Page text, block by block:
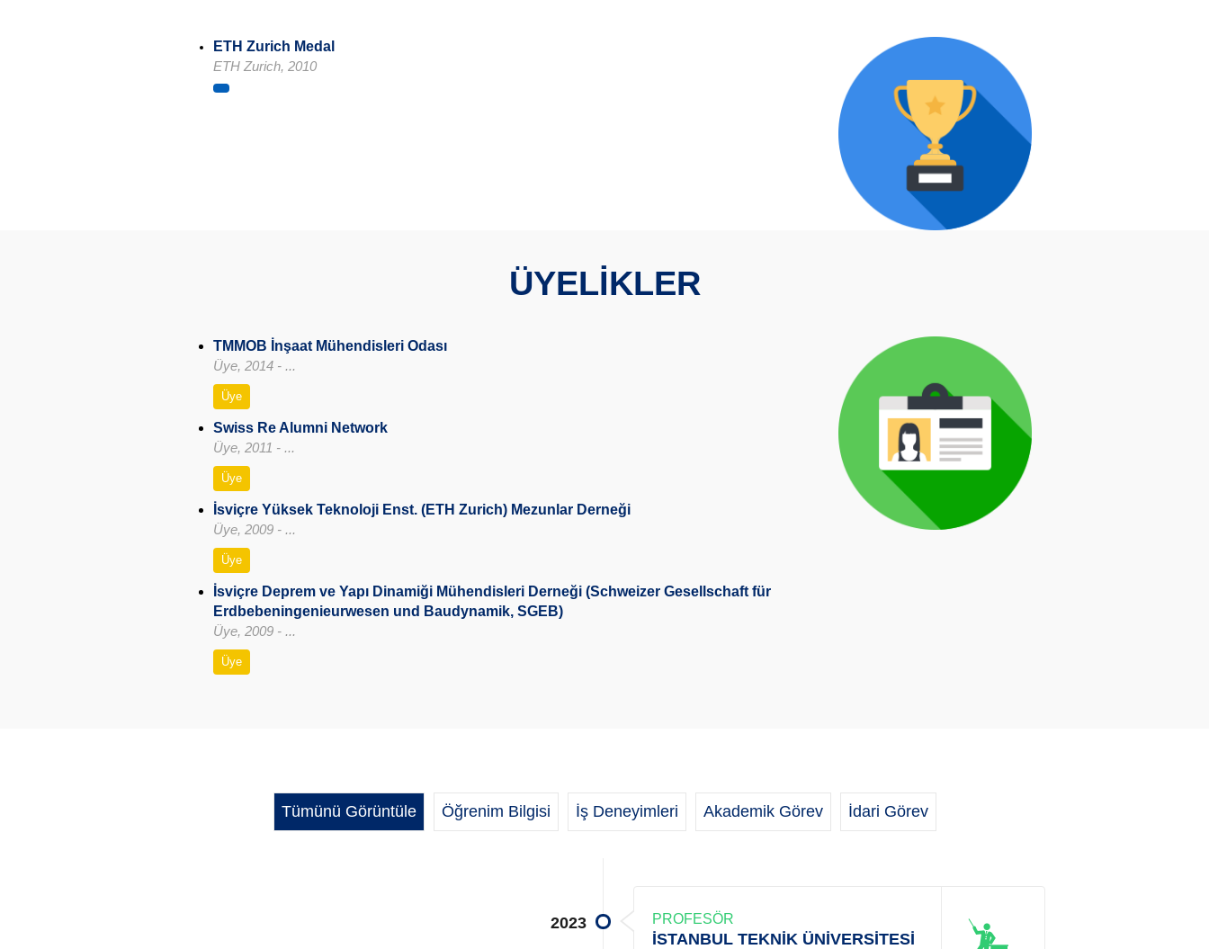
ETH Zurich Medal
ETH Zurich, 2010
ÜYELİKLER
TMMOB İnşaat Mühendisleri Odası
Üye, 2014 - ...
Üye
Swiss Re Alumni Network
Üye, 2011 - ...
Üye
İsviçre Yüksek Teknoloji Enst. (ETH Zurich) Mezunlar Derneği
Üye, 2009 - ...
Üye
İsviçre Deprem ve Yapı Dinamiği Mühendisleri Derneği (Schweizer Gesellschaft für
Erdbebeningenieurwesen und Baudynamik, SGEB)
Üye, 2009 - ...
Üye
Tümünü Görüntüle Öğrenim Bilgisi İş Deneyimleri Akademik Görev İdari Görev
2023 PROFESÖR
İSTANBUL TEKNİK ÜNİVERSİTESİ